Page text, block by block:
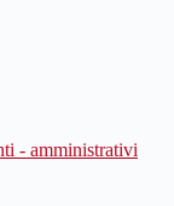
- amministrativi